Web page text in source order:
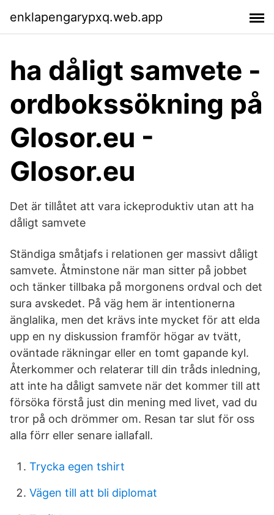
enklapengarypxq.web.app
ha dåligt samvete -
ordbokssökning på
Glosor.eu -
Glosor.eu
Det är tillåtet att vara ickeproduktiv utan att ha
dåligt samvete
Ständiga småtjafs i relationen ger massivt dåligt
samvete. Åtminstone när man sitter på jobbet
och tänker tillbaka på morgonens ordval och det
sura avskedet. På väg hem är intentionerna
änglalika, men det krävs inte mycket för att elda
upp en ny diskussion framför högar av tvätt,
oväntade räkningar eller en tomt gapande kyl.
Återkommer och relaterar till din tråds inledning,
att inte ha dåligt samvete när det kommer till att
försöka förstå just din mening med livet, vad du
tror på och drömmer om. Resan tar slut för oss
alla förr eller senare iallafall.
Trycka egen tshirt
Vägen till att bli diplomat